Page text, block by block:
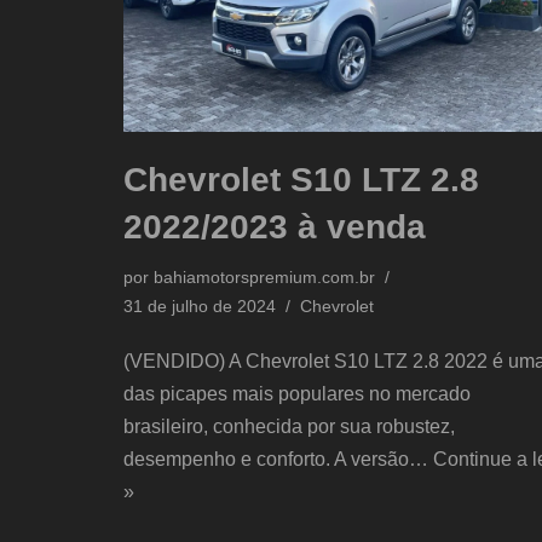
Chevrolet S10 LTZ 2.8
2022/2023 à venda
por bahiamotorspremium.com.br
31 de julho de 2024
Chevrolet
(VENDIDO) A Chevrolet S10 LTZ 2.8 2022 é
das picapes mais populares no mercado
brasileiro, conhecida por sua robustez,
desempenho e conforto. A versão… Continue a
»